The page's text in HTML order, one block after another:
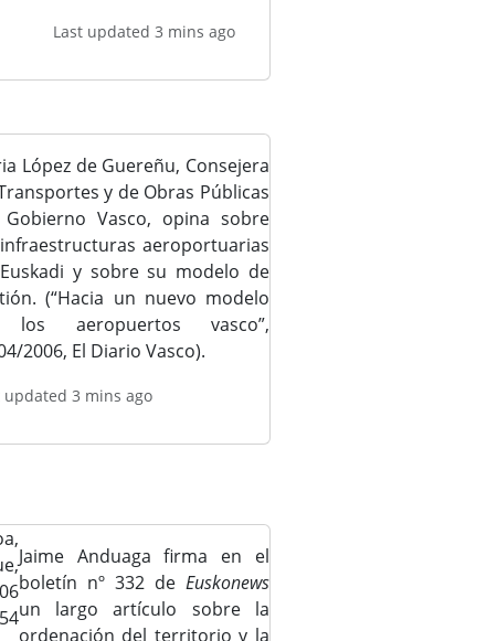
Last updated 3 mins ago
López de Guereñu, Consejera
y de Obras Públicas
Vasco, opina sobre
aeroportuarias
y sobre su modelo de
(“Hacia un nuevo modelo
los aeropuertos vasco”,
2006, El Diario Vasco).
updated 3 mins ago
Jaime Anduaga firma en el
boletín nº 332 de Euskonews
un largo artículo sobre la
ordenación del territorio y la